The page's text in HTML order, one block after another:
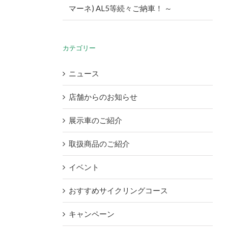
マーネ) AL5等続々ご納車！ ～
カテゴリー
ニュース
店舗からのお知らせ
展示車のご紹介
取扱商品のご紹介
イベント
おすすめサイクリングコース
キャンペーン